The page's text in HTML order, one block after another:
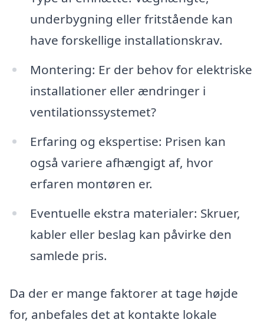
underbygning eller fritstående kan
have forskellige installationskrav.
Montering: Er der behov for elektriske
installationer eller ændringer i
ventilationssystemet?
Erfaring og ekspertise: Prisen kan
også variere afhængigt af, hvor
erfaren montøren er.
Eventuelle ekstra materialer: Skruer,
kabler eller beslag kan påvirke den
samlede pris.
Da der er mange faktorer at tage højde
for, anbefales det at kontakte lokale